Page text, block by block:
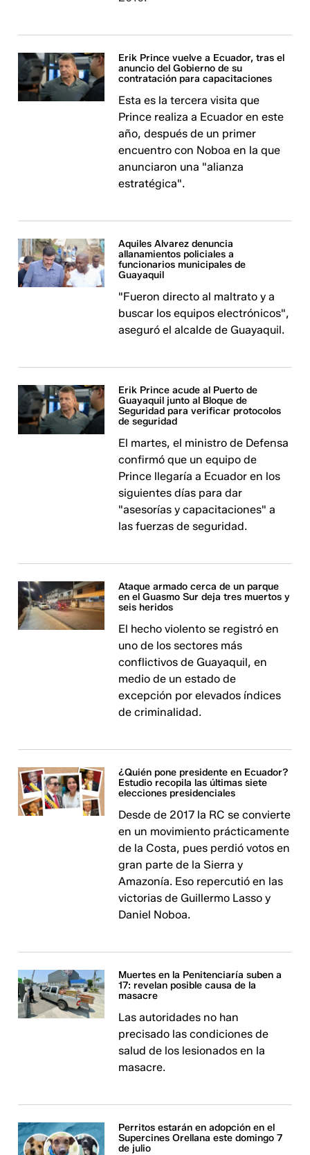
Erik Prince vuelve a Ecuador, tras el
anuncio del Gobierno de su
contratación para capacitaciones
Esta es la tercera visita que
Prince realiza a Ecuador en este
año, después de un primer
encuentro con Noboa en la que
anunciaron una "alianza
estratégica".
Aquiles Alvarez denuncia
allanamientos policiales a
funcionarios municipales de
Guayaquil
"Fueron directo al maltrato y a
buscar los equipos electrónicos",
aseguró el alcalde de Guayaquil.
Erik Prince acude al Puerto de
Guayaquil junto al Bloque de
Seguridad para verificar protocolos
de seguridad
El martes, el ministro de Defensa
confirmó que un equipo de
Prince llegaría a Ecuador en los
siguientes días para dar
"asesorías y capacitaciones" a
las fuerzas de seguridad.
Ataque armado cerca de un parque
en el Guasmo Sur deja tres muertos y
seis heridos
El hecho violento se registró en
uno de los sectores más
conflictivos de Guayaquil, en
medio de un estado de
excepción por elevados índices
de criminalidad.
¿Quién pone presidente en Ecuador?
Estudio recopila las últimas siete
elecciones presidenciales
Desde de 2017 la RC se convierte
en un movimiento prácticamente
de la Costa, pues perdió votos en
gran parte de la Sierra y
Amazonía. Eso repercutió en las
victorias de Guillermo Lasso y
Daniel Noboa.
Muertes en la Penitenciaría suben a
17: revelan posible causa de la
masacre
Las autoridades no han
precisado las condiciones de
salud de los lesionados en la
masacre.
Perritos estarán en adopción en el
Supercines Orellana este domingo 7
de julio